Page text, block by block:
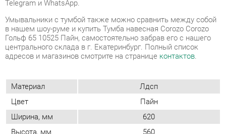
Материал
Лдсп
Цвет
Пайн
Ширина, мм
620
Глубина, мм 450
Комплектация
В комплект входит умывальник
олимпия 56 / crea 50
Форма (тумбы и
комоды)
Прямоугольные